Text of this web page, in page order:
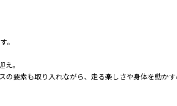
。
。
要素も取り入れながら、走る楽しさや身体を動か